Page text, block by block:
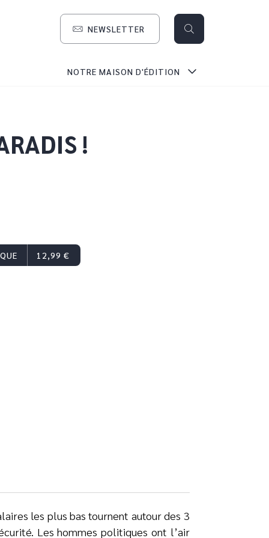
NEWSLETTER
NOTRE MAISON D'ÉDITION
!
12,99 €
les plus bas tournent autour des 3
Les hommes politiques ont l’air